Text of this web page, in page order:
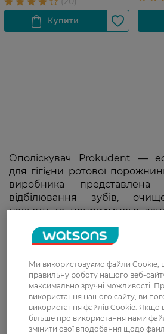
Ополіскувач Prokudent —
для гігієни ротової
виробника представлена
відбілювання зубів,
нальоту та неприємного
чутливих ясен. Формули
спирту, тому дбайливо
Ми використовуємо файли Cookie,
правильну роботу нашого веб-
максимально зручні можливості.
використання нашого сайту, ви
використання файлів Cookie. Якщо
більше про використання нами
змінити свої вподобання щодо